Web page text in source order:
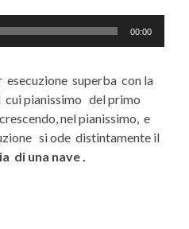
00:00
esecuzione superba con la
pianissimo del primo
nel pianissimo, e
si ode distintamente il
di una nave .